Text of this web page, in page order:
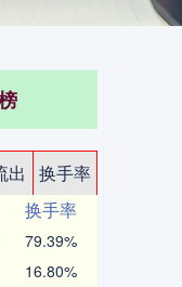
出
换手率
换手率
79.39%
16.80%